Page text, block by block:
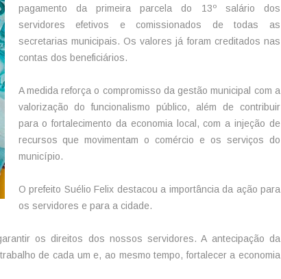
pagamento da primeira parcela do 13º salário dos
servidores efetivos e comissionados de todas as
secretarias municipais. Os valores já foram creditados nas
contas dos beneficiários.
A medida reforça o compromisso da gestão municipal com a
valorização do funcionalismo público, além de contribuir
para o fortalecimento da economia local, com a injeção de
recursos que movimentam o comércio e os serviços do
município.
O prefeito Suélio Felix destacou a importância da ação para
os servidores e para a cidade.
os direitos dos nossos servidores. A antecipação da
de cada um e, ao mesmo tempo, fortalecer a economia